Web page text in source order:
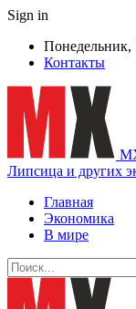
Sign in
Понедельник,
Контакты
Липсица и других
Главная
Экономика
В мире